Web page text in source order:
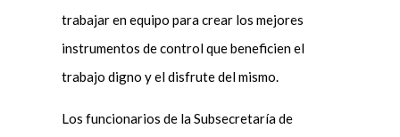
trabajar en equipo para crear los mejores
instrumentos de control que beneficien el
trabajo digno y el disfrute del mismo.
Los funcionarios de la Subsecretaría de